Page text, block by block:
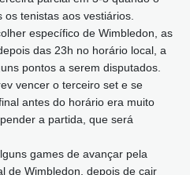
tenistas aos vestiários.
específico de Wimbledon, as
das 23h no horário local, a
pontos a serem disputados.
vencer o terceiro set e se
antes do horário era muito
a partida, que será
games de avançar pela
de Wimbledon, depois de cair